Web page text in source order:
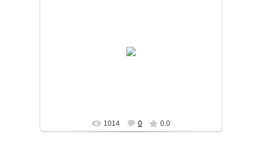
Текстильная интерьерная игрушка - заяц
1014 0 0.0